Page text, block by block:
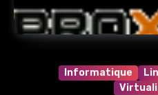
Informatique